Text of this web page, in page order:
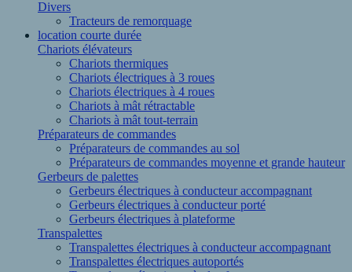
Divers
Tracteurs de remorquage
location courte durée
Chariots élévateurs
Chariots thermiques
Chariots électriques à 3 roues
Chariots électriques à 4 roues
Chariots à mât rétractable
Chariots à mât tout-terrain
Préparateurs de commandes
Préparateurs de commandes au sol
Préparateurs de commandes moyenne et grande hauteur
Gerbeurs de palettes
Gerbeurs électriques à conducteur accompagnant
Gerbeurs électriques à conducteur porté
Gerbeurs électriques à plateforme
Transpalettes
Transpalettes électriques à conducteur accompagnant
Transpalettes électriques autoportés